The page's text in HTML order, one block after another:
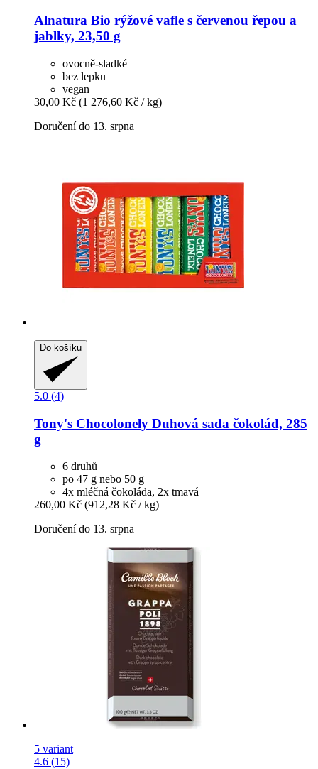
Alnatura Bio rýžové vafle s červenou řepou a
jablky, 23,50 g
ovocně-sladké
bez lepku
vegan
30,00 Kč (1 276,60 Kč / kg)
Doručení do 13. srpna
Do košíku
5.0 (4)
Tony's Chocolonely Duhová sada čokolád, 285
g
6 druhů
po 47 g nebo 50 g
4x mléčná čokoláda, 2x tmavá
260,00 Kč (912,28 Kč / kg)
Doručení do 13. srpna
5 variant
4.6 (15)